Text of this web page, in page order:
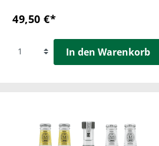
49,50 €*
In den Warenkorb